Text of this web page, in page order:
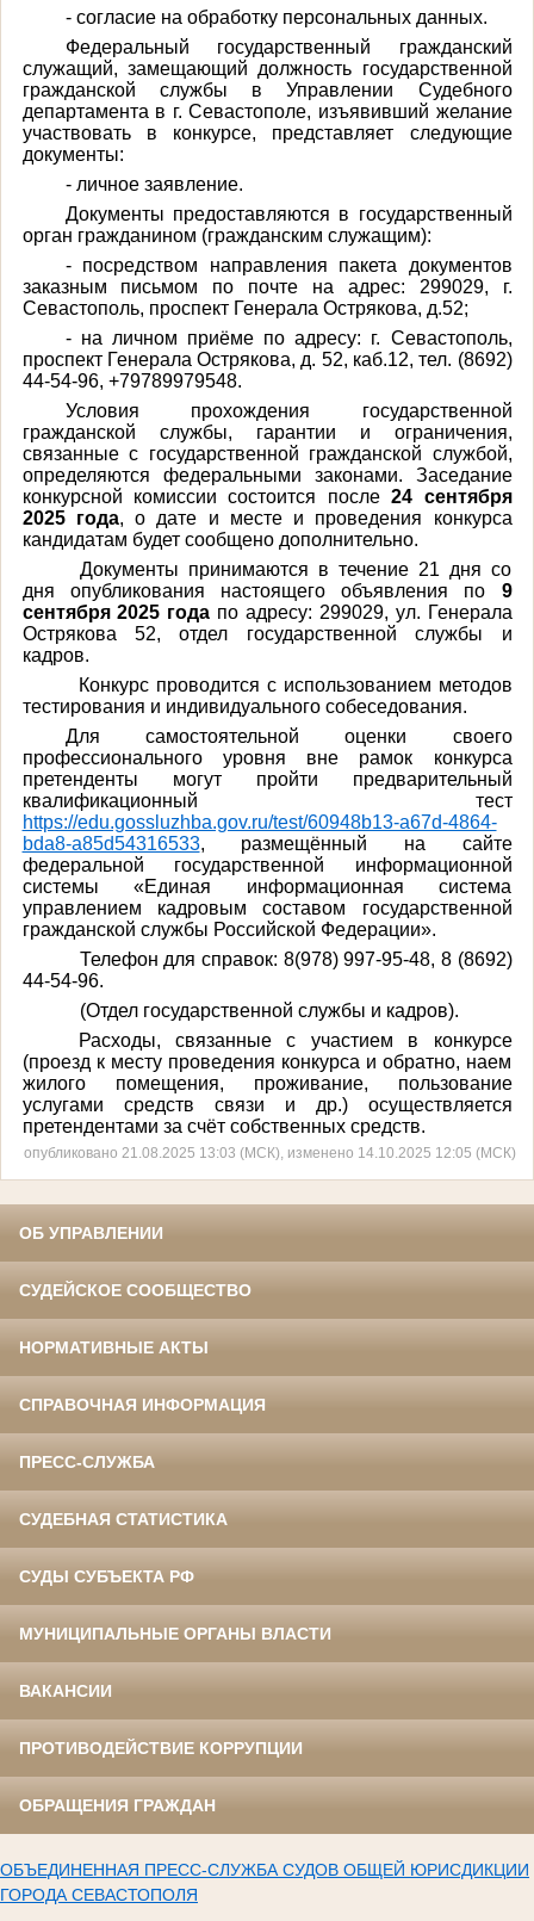
- согласие на обработку персональных данных.
Федеральный государственный гражданский
служащий, замещающий должность государственной
гражданской службы в Управлении Судебного
департамента в г. Севастополе, изъявивший желание
участвовать в конкурсе, представляет следующие
документы:
- личное заявление.
Документы предоставляются в государственный
орган гражданином (гражданским служащим):
- посредством направления пакета документов
заказным письмом по почте на адрес: 299029, г.
Севастополь, проспект Генерала Острякова, д.52;
- на личном приёме по адресу: г. Севастополь,
проспект Генерала Острякова, д. 52, каб.12, тел. (8692)
44-54-96, +79789979548.
Условия прохождения государственной
гражданской службы, гарантии и ограничения,
связанные с государственной гражданской службой,
определяются федеральными законами. Заседание
конкурсной комиссии состоится после24 сентября
2025
года, о дате и месте и проведения конкурса
кандидатам будет сообщено дополнительно.
Документы принимаются в течение 21 дня со
дня опубликования настоящего объявления по 9
сентября 2025 года по адресу: 299029, ул. Генерала
Острякова 52, отдел государственной службы и
кадров.
Конкурс проводится с использованием методов
тестирования и индивидуального собеседования.
Для самостоятельной оценки своего
профессионального уровня вне рамок конкурса
претенденты могут пройти предварительный
квалификационный тест
https://edu.gossluzhba.gov.ru/test/60948b13-a67d-4864-
bda8-a85d54316533, размещённый на сайте
федеральной государственной информационной
системы «Единая информационная система
управлением кадровым составом государственной
гражданской службы Российской Федерации».
Телефон для справок: 8(978) 997-95-48, 8 (8692)
44-54-96.
(Отдел государственной службы и кадров).
Расходы, связанные с участием в конкурсе
(проезд к месту проведения конкурса и обратно, наем
жилого помещения, проживание, пользование
услугами средств связи и др.) осуществляется
претендентами за счёт собственных средств.
опубликовано 21.08.2025 13:03 (МСК), изменено 14.10.2025 12:05 (МСК)
ОБ УПРАВЛЕНИИ
СУДЕЙСКОЕ СООБЩЕСТВО
НОРМАТИВНЫЕ АКТЫ
СПРАВОЧНАЯ ИНФОРМАЦИЯ
ПРЕСС-СЛУЖБА
СУДЕБНАЯ СТАТИСТИКА
СУДЫ СУБЪЕКТА РФ
МУНИЦИПАЛЬНЫЕ ОРГАНЫ ВЛАСТИ
ВАКАНСИИ
ПРОТИВОДЕЙСТВИЕ КОРРУПЦИИ
ОБРАЩЕНИЯ ГРАЖДАН
ОБЪЕДИНЕННАЯ ПРЕСС-СЛУЖБА СУДОВ ОБЩЕЙ ЮРИСДИКЦИИ
ГОРОДА СЕВАСТОПОЛЯ